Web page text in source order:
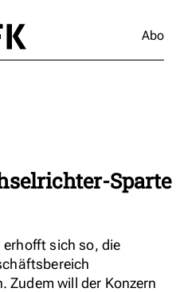
Abo
Sparte
erhofft sich so, die
Zudem will der Konzern